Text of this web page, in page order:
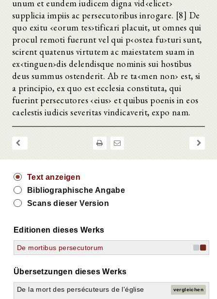
unum et eundem iudicem digna vid‹elicet›
supplicia impiis ac persecutoribus inrogare. [8] De
quo exitu ‹eorum tes›tificari placuit, ut omnes qui
procul remoti fuerunt vel qui p‹ostea fu›turi sunt,
scirent quatenus virtutem ac maiestatem suam in
ex‹tinguen›dis delendisque nominis sui hostibus
deus summus ostenderit. Ab re ta‹men non› est, si
a principio, ex quo est ecclesia constituta, qui
fuerint persecutores ‹eius› et quibus poenis in eos
caelestis iudicis severitas vindicaverit, expo nam.
Text anzeigen
Bibliographische Angabe
Scans dieser Version
Editionen dieses Werks
De mortibus persecutorum
Übersetzungen dieses Werks
De la mort des persécuteurs de l'église vergleichen